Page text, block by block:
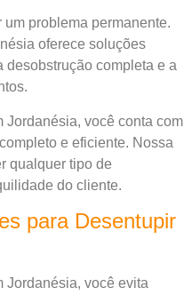
problema permanente.
oferece soluções
desobstrução completa e a
Jordanésia, você conta com
e eficiente. Nossa
qualquer tipo de
do cliente.
para Desentupir
Jordanésia, você evita